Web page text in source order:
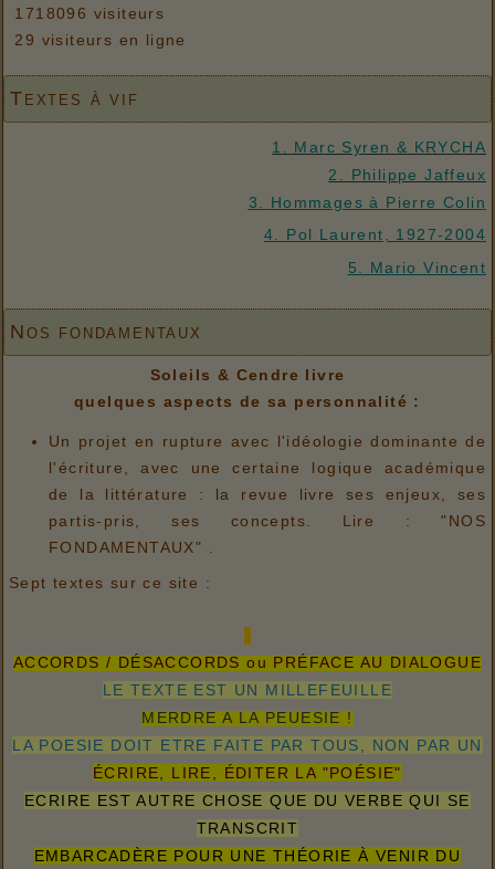
1718096 visiteurs
29 visiteurs en ligne
Textes à vif
1. Marc Syren & KRYCHA
2. Philippe Jaffeux
3. Hommages à Pierre Colin
4. Pol Laurent, 1927-2004
5. Mario Vincent
Nos fondamentaux
Soleils & Cendre livre
quelques aspects de sa personnalité :
Un projet en rupture avec l'idéologie dominante de
l'écriture, avec une certaine logique académique
de la littérature : la revue livre ses enjeux, ses
partis-pris, ses concepts. Lire : "NOS
FONDAMENTAUX" .
Sept textes sur ce site :
ACCORDS / DÉSACCORDS ou PRÉFACE AU DIALOGUE
LE TEXTE EST UN MILLEFEUILLE
MERDRE A LA PEUESIE !
LA POESIE DOIT ETRE FAITE PAR TOUS, NON PAR UN
ÉCRIRE, LIRE, ÉDITER LA "POÉSIE"
ECRIRE EST AUTRE CHOSE QUE DU VERBE QUI SE
TRANSCRIT
EMBARCADÈRE POUR UNE THÉORIE À VENIR DU